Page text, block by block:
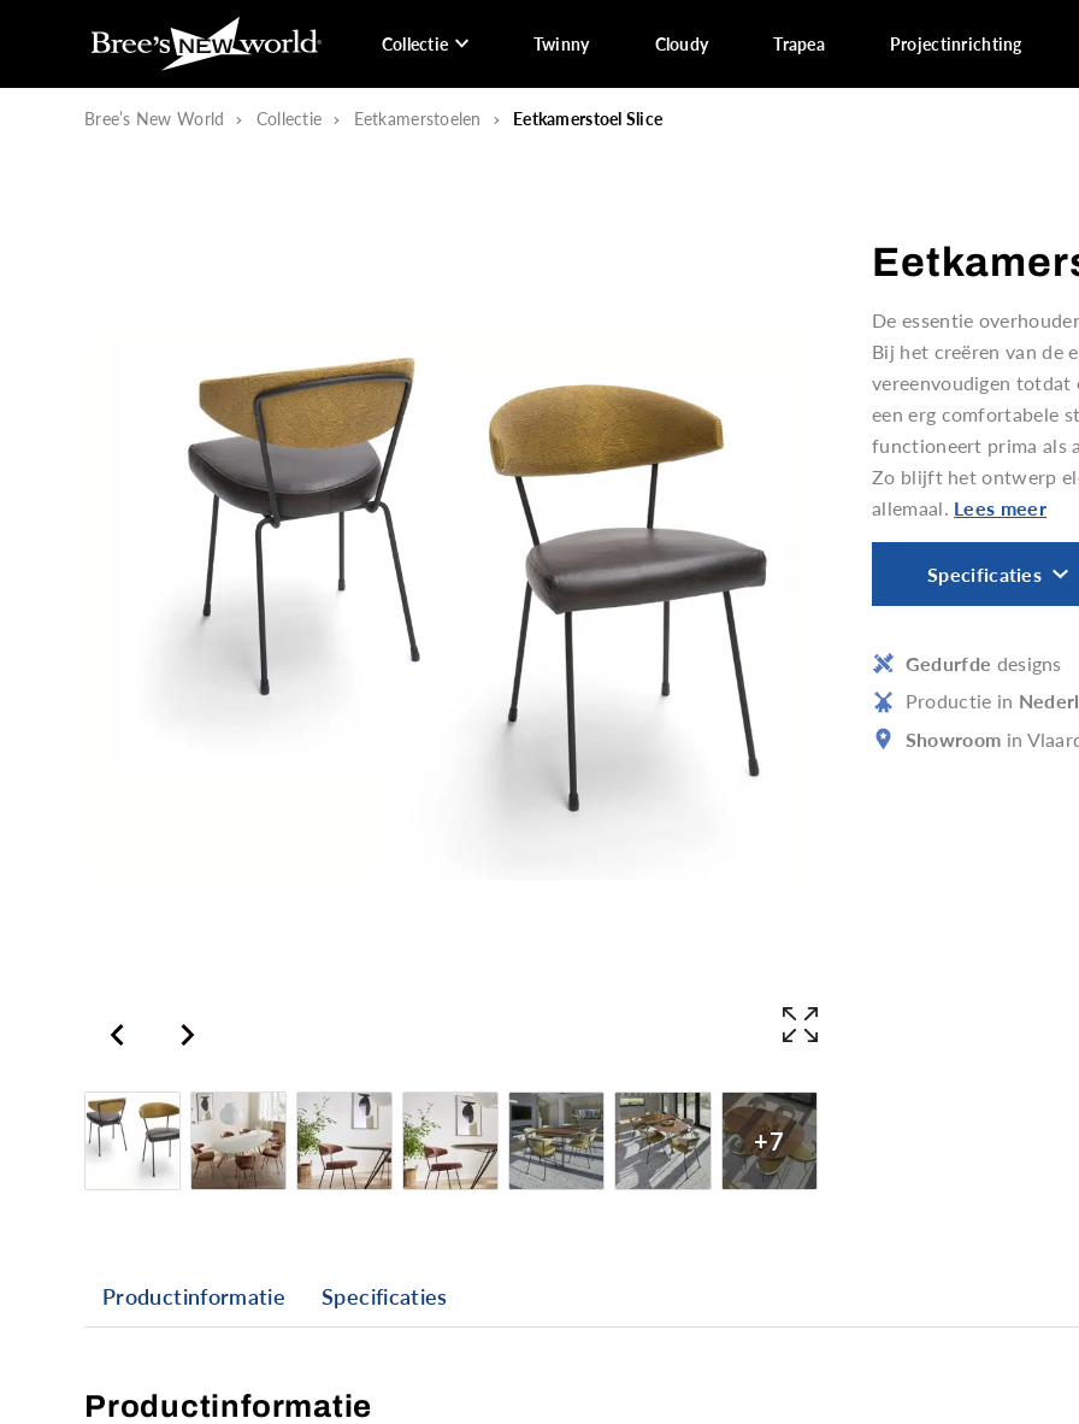
Collectie Twinny Cloudy Trapea Projectinrichting
Bree’s New World Collectie Eetkamerstoelen Eetkamerstoel Slice
+7
De essentie
Bij het creëren van de
vereenvoudigen totdat
een erg comfortabele
functioneert prima als
Zo blijft het ontwerp
allemaal. Lees meer
Specificaties
Gedurfde designs
Productie in
Showroom in
Productinformatie Specificaties
Productinformatie